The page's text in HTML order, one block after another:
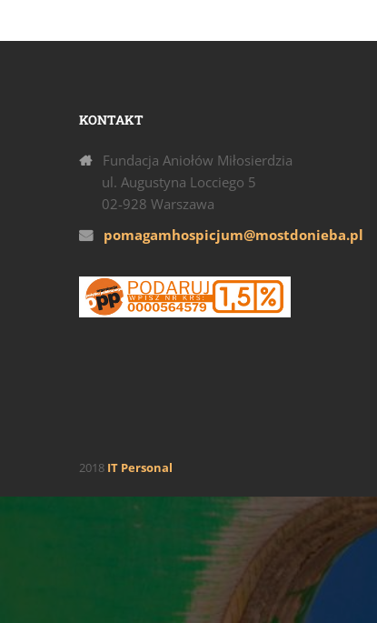
KONTAKT
Fundacja Aniołów Miłosierdzia
ul. Augustyna Locciego 5
02-928 Warszawa
pomagamhospicjum@mostdonieba.pl
2018 IT Personal